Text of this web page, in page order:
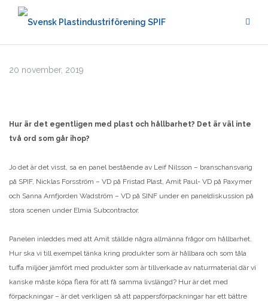
Hoppa
20 november, 2019
Hur är det egentligen med plast och hållbarhet? Det är väl inte
två ord som går ihop?
Jo det är det visst, sa en panel bestående av Leif Nilsson – branschansvarig
på SPIF, Nicklas Forsström – VD på Fristad Plast, Amit Paul- VD på Paxymer
och Sanna Arnfjorden Wadström – VD på SINF under en paneldiskussion på
stora scenen under Elmia Subcontractor.
Panelen inleddes med att Amit ställde några allmänna frågor om hållbarhet.
Hur ska vi till exempel tänka kring produkter som är hållbara och som tåla
tuffa miljöer jämfört med produkter som är tillverkade av naturmaterial där vi
kanske måste köpa flera för att få samma livslängd? Hur är det med
förpackningar – är det verkligen så att pappersförpackningar har ett bättre